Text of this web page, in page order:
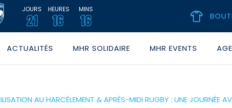
JOURS
21
HEURES
16
MINS
16
ACTUALITÉS MHR SOLIDAIRE MHR EVENTS
AU HARCÈLEMENT & APRÈS-MIDI RUGBY : UNE JOURNÉE